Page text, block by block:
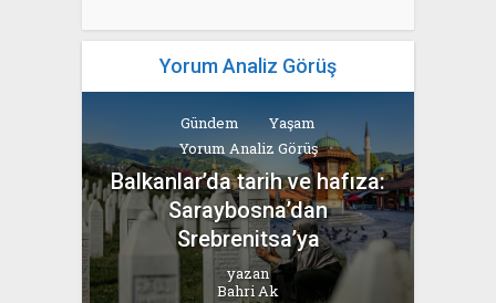
Yorum Analiz Görüş
Gündem
Yaşam
Yorum Analiz Görüş
Balkanlar’da tarih ve hafıza:
Saraybosna’dan
Srebrenitsa’ya
yazan
Bahri Ak